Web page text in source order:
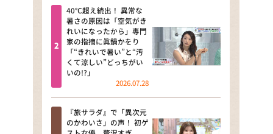
news おかえり
河合＆A.B.C-Z塚田×福井アナ
「なんでやねん！？」（news お
かえり）
DAIGOも台所 ～きょうの献立 何
にする？～
本日はダイアンなり！シーズン２
40℃超え続出！ 異常な
暑さの原因は「空気がき
れいになったから」専門
家の指摘に眞鍋かをり
「“きれいで暑い”と“汚
くて涼しい”どっちがい
いの!?」
2026.07.28
『旅サラダ』で「異次元
のかわいさ」の声！ 初ゲ